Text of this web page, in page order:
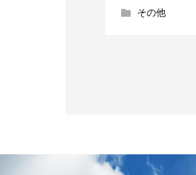
その他